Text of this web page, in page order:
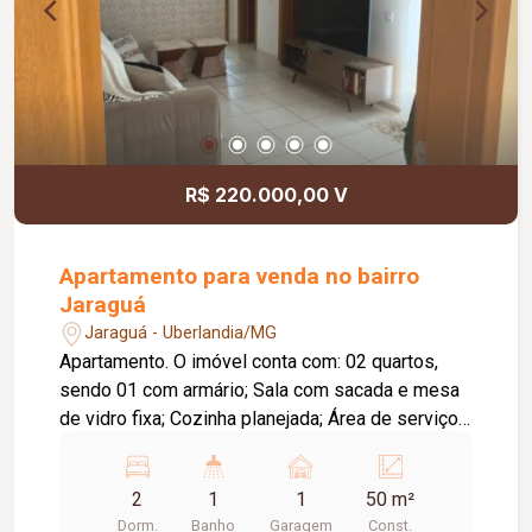
R$ 220.000,00 V
Apartamento para venda no bairro
Jaraguá
Jaraguá - Uberlandia/MG
Apartamento. O imóvel conta com: 02 quartos,
sendo 01 com armário; Sala com sacada e mesa
de vidro fixa; Cozinha planejada; Área de serviço
blindex, armário sob a pia e espelho; 01 vaga de
garagem; O condomínio oferece: Portaria 24
2
Dorm.
1
Banho
1
Garagem
50 m²
Const.